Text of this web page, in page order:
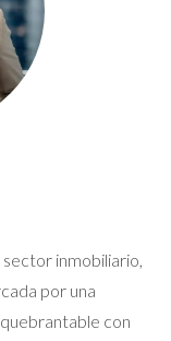
extenso parque
senderos bien
de la ciudad.
disfrutar de
solo promueve la
ambiente de
inmobiliario,
por una
con